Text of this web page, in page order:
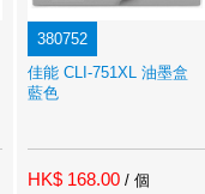
380752
佳能 CLI-751XL 油墨盒
藍色
HK$ 168.00 / 個